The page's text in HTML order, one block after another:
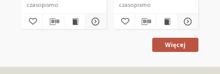
1905 R. 20, nr 4
czasopismo
1905 R. 20, nr 5
czasopismo
Więcej